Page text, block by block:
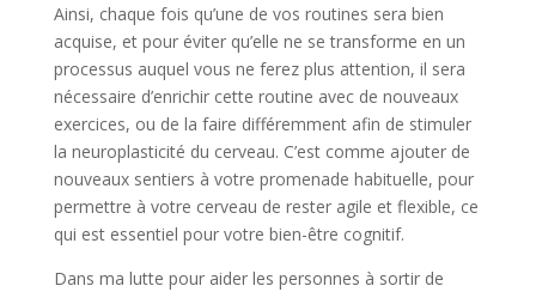
Ainsi, chaque fois qu’une de vos routines sera bien
acquise, et pour éviter qu’elle ne se transforme en un
processus auquel vous ne ferez plus attention, il sera
nécessaire d’enrichir cette routine avec de nouveaux
exercices, ou de la faire différemment afin de stimuler
la neuroplasticité du cerveau. C’est comme ajouter de
nouveaux sentiers à votre promenade habituelle, pour
permettre à votre cerveau de rester agile et flexible, ce
qui est essentiel pour votre bien-être cognitif.
Dans ma lutte pour aider les personnes à sortir de